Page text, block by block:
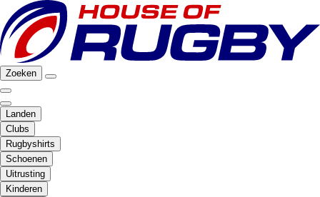
Zoeken
Landen
Clubs
Rugbyshirts
Schoenen
Uitrusting
Kinderen